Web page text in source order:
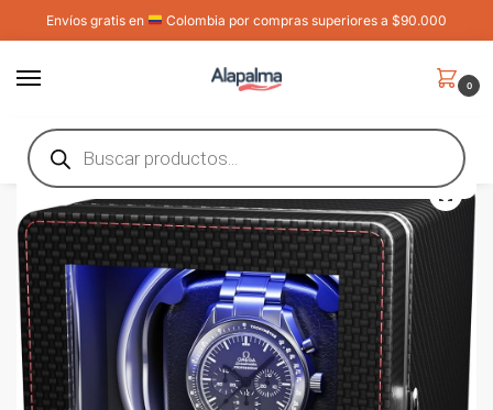
Envíos gratis en Colombia por compras superiores a $90.000
0
Inicio Accesorios para Zapatos y Relojes